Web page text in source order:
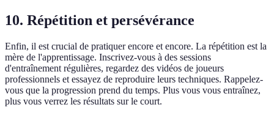
10. Répétition et persévérance
Enfin, il est crucial de pratiquer encore et encore. La répétition est la
mère de l'apprentissage. Inscrivez-vous à des sessions
d'entraînement régulières, regardez des vidéos de joueurs
professionnels et essayez de reproduire leurs techniques. Rappelez-
vous que la progression prend du temps. Plus vous vous entraînez,
plus vous verrez les résultats sur le court.